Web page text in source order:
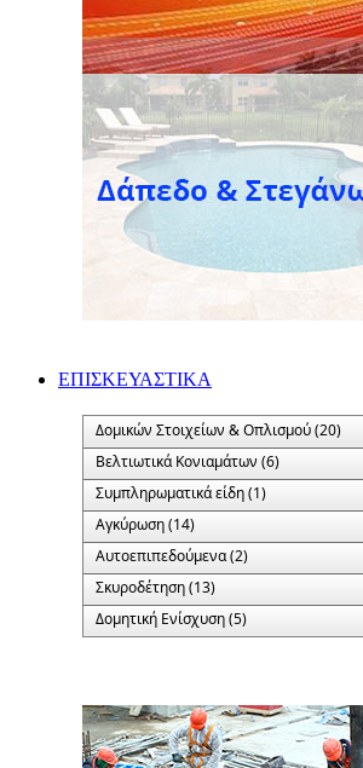
ΕΠΙΣΚΕΥΑΣΤΙΚΑ
Δομικών Στοιχείων & Οπλισμού (20)
Βελτιωτικά Κονιαμάτων (6)
Συμπληρωματικά είδη (1)
Αγκύρωση (14)
Αυτοεπιπεδούμενα (2)
Σκυροδέτηση (13)
Δομητική Ενίσχυση (5)